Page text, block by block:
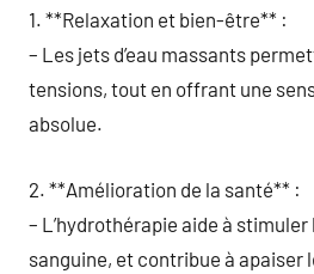
1. **Relaxation et bien-être** :
– Les jets d’eau massants
tensions, tout en offrant une
absolue.
2. **Amélioration de la santé** :
– L’hydrothérapie aide à
sanguine, et contribue à apaiser